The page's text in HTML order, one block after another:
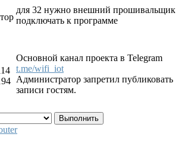
для 32 нужно внешний прошивальщик
подключать к программе
Основной канал проекта в Telegram
t.me/wifi_iot
Администратор запретил публиковать
записи гостям.